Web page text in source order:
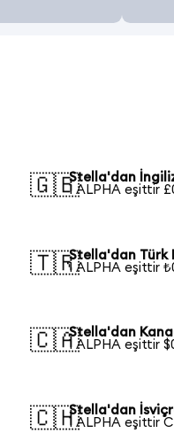
🇬🇧Stella'dan
1 ALPHA eşittir
🇹🇷Stella'dan Türk
1 ALPHA eşittir
🇨🇦Stella'dan
1 ALPHA eşittir
🇨🇭Stella'dan
1 ALPHA eşittir